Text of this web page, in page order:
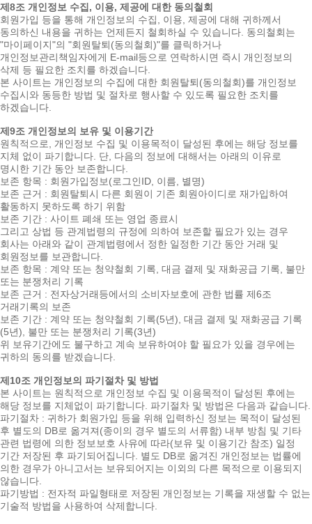
제8조 개인정보 수집, 이용, 제공에 대한 동의철회
회원가입 등을 통해 개인정보의 수집, 이용, 제공에 대해 귀하께서
동의하신 내용을 귀하는 언제든지 철회하실 수 있습니다. 동의철회는
"마이페이지"의 "회원탈퇴(동의철회)"를 클릭하거나
개인정보관리책임자에게 E-mail등으로 연락하시면 즉시 개인정보의
삭제 등 필요한 조치를 하겠습니다.
본 사이트는 개인정보의 수집에 대한 회원탈퇴(동의철회)를 개인정보
수집시와 동등한 방법 및 절차로 행사할 수 있도록 필요한 조치를
하겠습니다.
제9조 개인정보의 보유 및 이용기간
원칙적으로, 개인정보 수집 및 이용목적이 달성된 후에는 해당 정보를
지체 없이 파기합니다. 단, 다음의 정보에 대해서는 아래의 이유로
명시한 기간 동안 보존합니다.
보존 항목 : 회원가입정보(로그인ID, 이름, 별명)
보존 근거 : 회원탈퇴시 다른 회원이 기존 회원아이디로 재가입하여
활동하지 못하도록 하기 위함
보존 기간 : 사이트 폐쇄 또는 영업 종료시
그리고 상법 등 관계법령의 규정에 의하여 보존할 필요가 있는 경우
회사는 아래와 같이 관계법령에서 정한 일정한 기간 동안 거래 및
회원정보를 보관합니다.
보존 항목 : 계약 또는 청약철회 기록, 대금 결제 및 재화공급 기록, 불만
또는 분쟁처리 기록
보존 근거 : 전자상거래등에서의 소비자보호에 관한 법률 제6조
거래기록의 보존
보존 기간 : 계약 또는 청약철회 기록(5년), 대금 결제 및 재화공급 기록
(5년), 불만 또는 분쟁처리 기록(3년)
위 보유기간에도 불구하고 계속 보유하여야 할 필요가 있을 경우에는
귀하의 동의를 받겠습니다.
제10조 개인정보의 파기절차 및 방법
본 사이트는 원칙적으로 개인정보 수집 및 이용목적이 달성된 후에는
해당 정보를 지체없이 파기합니다. 파기절차 및 방법은 다음과 같습니다.
파기절차 : 귀하가 회원가입 등을 위해 입력하신 정보는 목적이 달성된
후 별도의 DB로 옮겨져(종이의 경우 별도의 서류함) 내부 방침 및 기타
관련 법령에 의한 정보보호 사유에 따라(보유 및 이용기간 참조) 일정
기간 저장된 후 파기되어집니다. 별도 DB로 옮겨진 개인정보는 법률에
의한 경우가 아니고서는 보유되어지는 이외의 다른 목적으로 이용되지
않습니다.
파기방법 : 전자적 파일형태로 저장된 개인정보는 기록을 재생할 수 없는
기술적 방법을 사용하여 삭제합니다.